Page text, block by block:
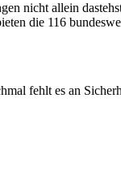
nicht allein
die 116
fehlt es an